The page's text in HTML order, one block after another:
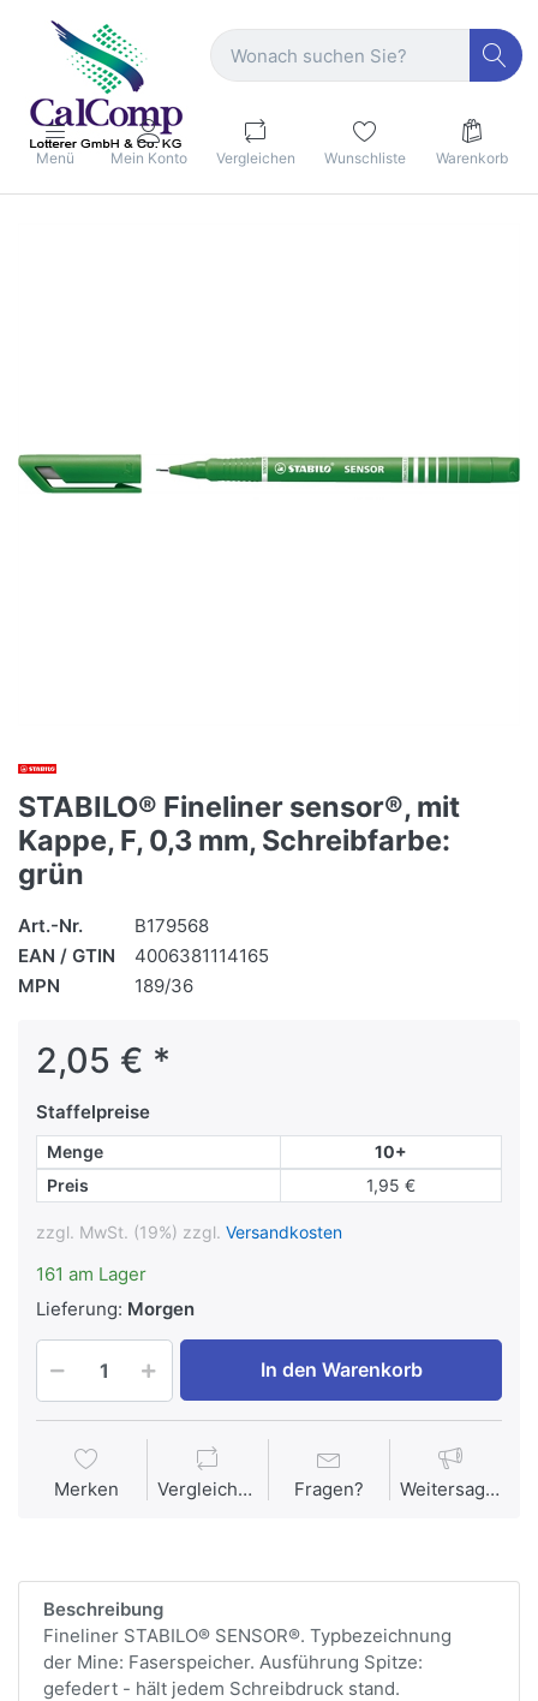
Menü Mein Konto Vergleichen Wunschliste Warenkorb
STABILO® Fineliner sensor®, mit
Kappe, F, 0,3 mm, Schreibfarbe:
grün
Art.-Nr.
B179568
EAN / GTIN
4006381114165
MPN
189/36
2,05 € *
Staffelpreise
Menge
10+
Preis
1,95 €
zzgl. MwSt. (19%) zzgl. Versandkosten
161 am Lager
Lieferung: Morgen
In den Warenkorb
Merken Vergleichen Fragen? Weitersagen
Beschreibung
Fineliner STABILO® SENSOR®. Typbezeichnung
der Mine: Faserspeicher. Ausführung Spitze:
gefedert - hält jedem Schreibdruck stand.